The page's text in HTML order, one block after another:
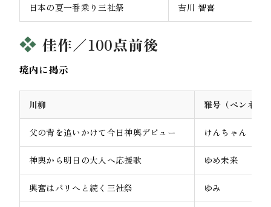
日本の夏一番乗り三社祭 吉川 智喜
佳作／100点前後
境内に掲示
川柳 雅号（ペンネー
父の背を追いかけて今日神輿デビュー けんちゃん
神輿から明日の大人へ応援歌 ゆめ未来
興奮はパリへと続く三社祭 ゆみ